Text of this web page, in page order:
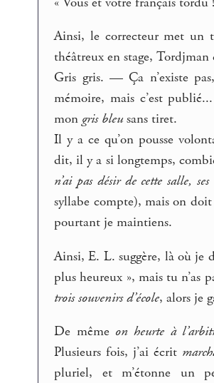
Ainsi, le correcteur met
théâtreux en stage,
Gris gris. — Ça n’existe
mémoire, mais c’est
mongris bleusans tiret.
Il y a ce qu’on pousse
dit, il y a si longtemps,
n’ai pas désir de cette salle,
syllabe compte), mais on
pourtant je maintiens.
Ainsi, E. L. suggère, là où je
plus heureux », mais tu n’as
trois souvenirs d’école, alors je
De même on heurte à
Plusieurs fois, j’ai écrit
pluriel, et m’étonne un